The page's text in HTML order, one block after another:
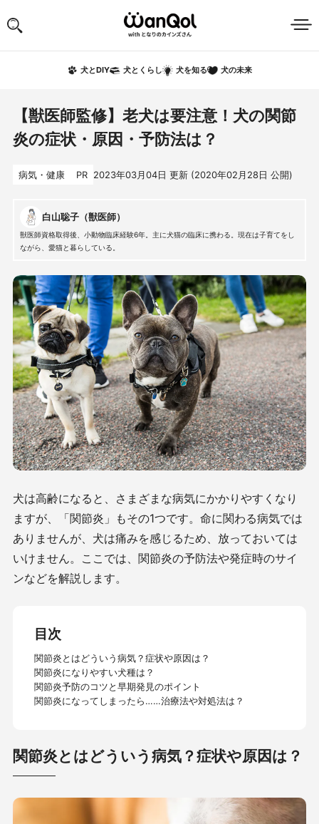
犬とDIY 犬とくらし 犬を知る 犬の未来
【獣医師監修】老犬は要注意！犬の関節
炎の症状・原因・予防法は？
病気・健康 PR 2023年03月04日 更新 (2020年02月28日 公開)
白山聡子（獣医師）
獣医師資格取得後、小動物臨床経験6年。主に犬猫の臨床に携わる。現在は子育てをし
ながら、愛猫と暮らしている。
犬は高齢になると、さまざまな病気にかかりやすくなり
ますが、「関節炎」もその1つです。命に関わる病気では
ありませんが、犬は痛みを感じるため、放っておいては
いけません。ここでは、関節炎の予防法や発症時のサイ
ンなどを解説します。
目次
関節炎とはどういう病気？症状や原因は？
関節炎になりやすい犬種は？
関節炎予防のコツと早期発見のポイント
関節炎になってしまったら……治療法や対処法は？
関節炎とはどういう病気？症状や原因は？